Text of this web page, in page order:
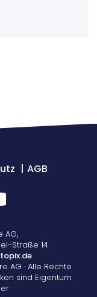
AGB
AG,
Straße 14
AG · Alle Rechte
sind Eigentum